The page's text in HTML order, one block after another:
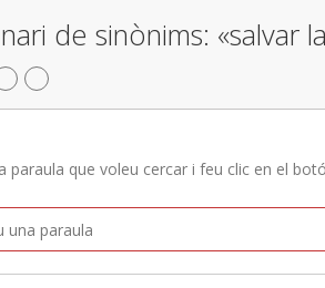
de sinònims: «salvar
paraula que voleu cercar i feu clic en el